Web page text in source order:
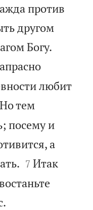
против
другом
Богу.
любит
Но тем
посему и
а


7 Итак